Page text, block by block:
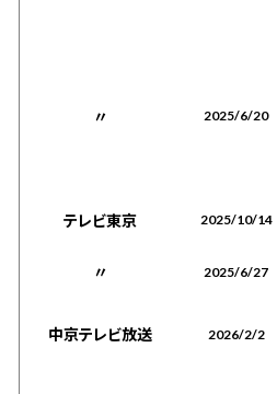
〃 2025/6/20
テレビ東京 2025/10/14
〃
2025/6/27
中京テレビ放送 2026/2/2